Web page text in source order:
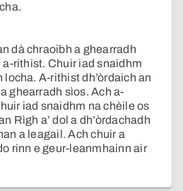
dà chraoibh a ghearradh
a-rithist. Chuir iad snaidhm
locha. A-rithist dh’òrdaich an
ghearradh sìos. Ach a-
iad snaidhm na chèile os
Rìgh a’ dol a dh’òrdachadh
a leagail. Ach chuir a
rinn e geur-leanmhainn air